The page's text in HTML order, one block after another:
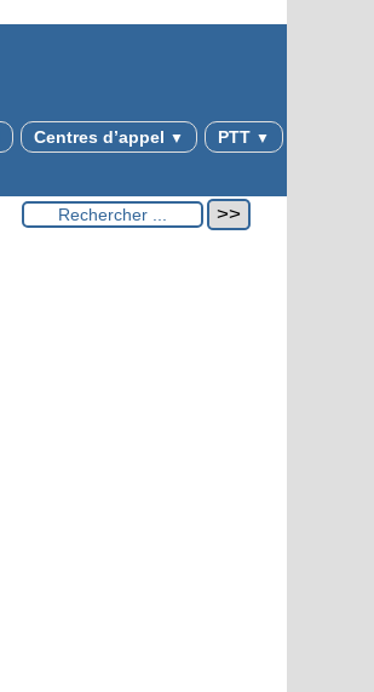
Centres d’appel ▼ PTT ▼